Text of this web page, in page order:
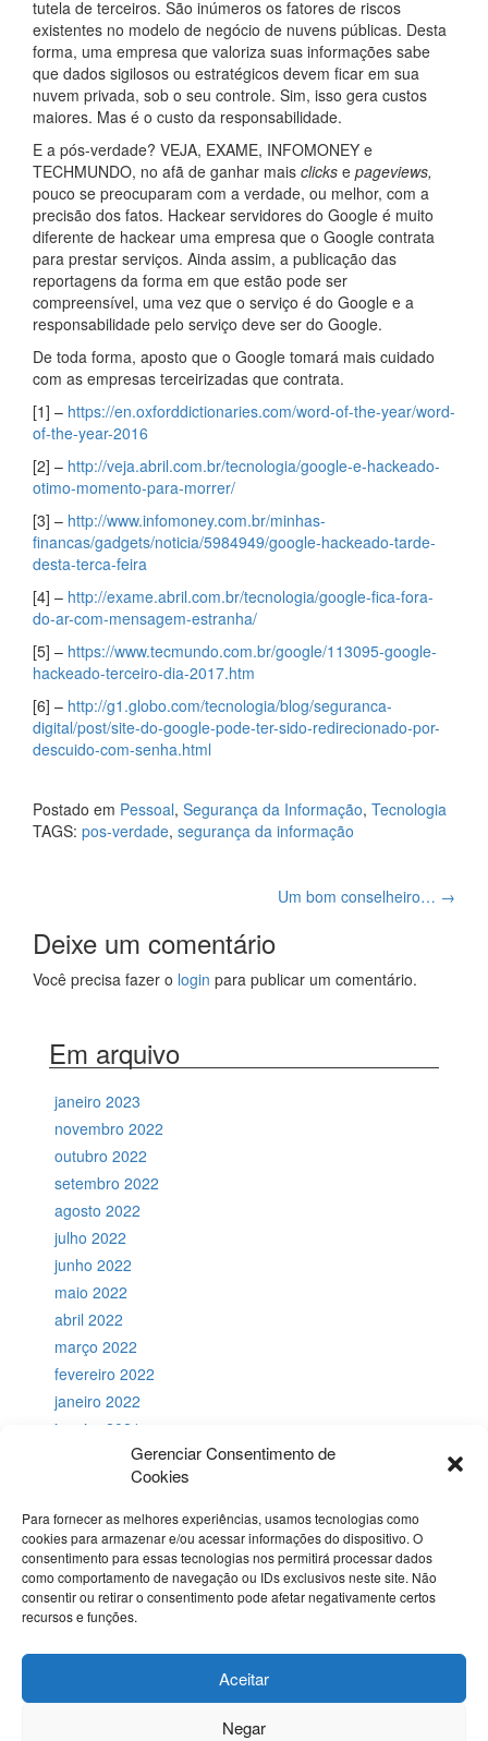
Gerenciar Consentimento de
Cookies
Para fornecer as melhores experiências, usamos tecnologias como
cookies para armazenar e/ou acessar informações do dispositivo. O
consentimento para essas tecnologias nos permitirá processar dados
como comportamento de navegação ou IDs exclusivos neste site. Não
consentir ou retirar o consentimento pode afetar negativamente certos
recursos e funções.
Aceitar
Negar
tutela de terceiros. São inúmeros os fatores de riscos
existentes no modelo de negócio de nuvens públicas. Desta
forma, uma empresa que valoriza suas informações sabe
que dados sigilosos ou estratégicos devem ficar em sua
nuvem privada, sob o seu controle. Sim, isso gera custos
maiores. Mas é o custo da responsabilidade.
E a pós-verdade? VEJA, EXAME, INFOMONEY e
TECHMUNDO, no afã de ganhar mais clicks e pageviews,
pouco se preocuparam com a verdade, ou melhor, com a
precisão dos fatos. Hackear servidores do Google é muito
diferente de hackear uma empresa que o Google contrata
para prestar serviços. Ainda assim, a publicação das
reportagens da forma em que estão pode ser
compreensível, uma vez que o serviço é do Google e a
responsabilidade pelo serviço deve ser do Google.
De toda forma, aposto que o Google tomará mais cuidado
com as empresas terceirizadas que contrata.
[1] – https://en.oxforddictionaries.com/word-of-the-year/word-
of-the-year-2016
[2] – http://veja.abril.com.br/tecnologia/google-e-hackeado-
otimo-momento-para-morrer/
[3] – http://www.infomoney.com.br/minhas-
financas/gadgets/noticia/5984949/google-hackeado-tarde-
desta-terca-feira
[4] – http://exame.abril.com.br/tecnologia/google-fica-fora-
do-ar-com-mensagem-estranha/
[5] – https://www.tecmundo.com.br/google/113095-google-
hackeado-terceiro-dia-2017.htm
[6] – http://g1.globo.com/tecnologia/blog/seguranca-
digital/post/site-do-google-pode-ter-sido-redirecionado-por-
descuido-com-senha.html
Postado em Pessoal, Segurança da Informação, Tecnologia
TAGS: pos-verdade, segurança da informação
de
posts
Um bom conselheiro… →
Deixe um comentário
Você precisa fazer o login para publicar um comentário.
Em arquivo
janeiro 2023
novembro 2022
outubro 2022
setembro 2022
agosto 2022
julho 2022
junho 2022
maio 2022
abril 2022
março 2022
fevereiro 2022
janeiro 2022
janeiro 2021
novembro 2017
agosto 2017
maio 2017
abril 2017
janeiro 2017